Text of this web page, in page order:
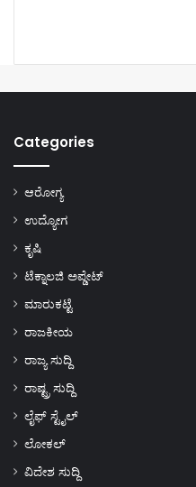
Categories
ಆರೋಗ್ಯ
ಉದ್ಯೋಗ
ಕೃಷಿ
ಟೆಕ್ನಾಲಜಿ ಅಪ್ಡೇಟ್
ಮಾರುಕಟ್ಟೆ
ರಾಜಕೀಯ
ರಾಜ್ಯ ಸುದ್ದಿ
ರಾಷ್ಟ್ರ ಸುದ್ದಿ
ಲೈಫ್ ಸ್ಟೈಲ್
ಲೋಕಲ್
ವಿದೇಶ ಸುದ್ದಿ